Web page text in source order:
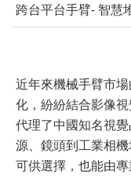
跨台平台手臂- 智慧
近年來機械手臂市
化，紛紛結合影像
代理了中國知名視
源、鏡頭到工業相
可供選擇，也能由